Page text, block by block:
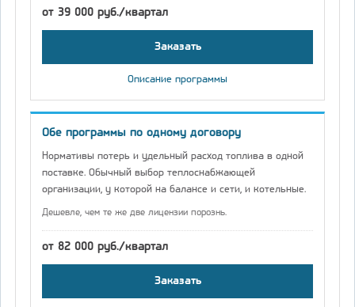
от 39 000 руб./квартал
Заказать
Описание программы
Обе программы по одному договору
Нормативы потерь и удельный расход топлива в одной
поставке. Обычный выбор теплоснабжающей
организации, у которой на балансе и сети, и котельные.
Дешевле, чем те же две лицензии порознь.
от 82 000 руб./квартал
Заказать